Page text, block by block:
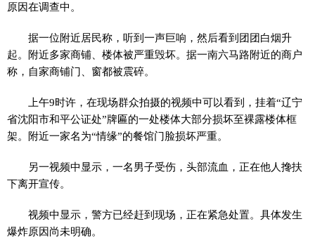
原因在调查中。
据一位附近居民称，听到一声巨响，然后看到团团白烟升
起。附近多家商铺、楼体被严重毁坏。据一南六马路附近的商户
称，自家商铺门、窗都被震碎。
上午9时许，在现场群众拍摄的视频中可以看到，挂着“辽宁
省沈阳市和平公证处”牌匾的一处楼体大部分损坏至裸露楼体框
架。附近一家名为“情缘”的餐馆门脸损坏严重。
另一视频中显示，一名男子受伤，头部流血，正在他人搀扶
下离开宣传。
视频中显示，警方已经赶到现场，正在紧急处置。具体发生
爆炸原因尚未明确。